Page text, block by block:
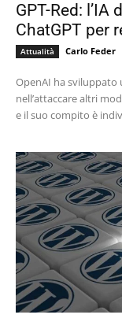
GPT-Red:
ChatGPT per
Attualità Carlo Feder
OpenAI ha sviluppato
nell’attaccare altri
e il suo compito è